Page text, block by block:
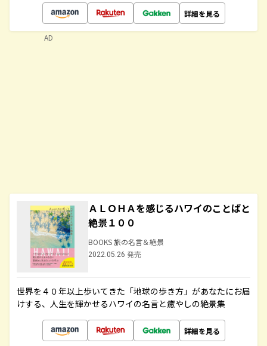
詳細を見る
ＡＬＯＨＡを感じるハワイのことばと
絶景１００
BOOKS 旅の名言＆絶景
2022.05.26 発売
世界を４０年以上歩いてきた「地球の歩き方」があなたにお届
けする、人生を輝かせるハワイの名言と癒やしの絶景集
詳細を見る
AD